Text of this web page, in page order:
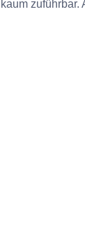
zuführbar.